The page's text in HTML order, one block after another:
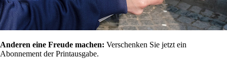
Anderen eine Freude machen: Verschenken Sie jetzt ein
Abonnement der Printausgabe.